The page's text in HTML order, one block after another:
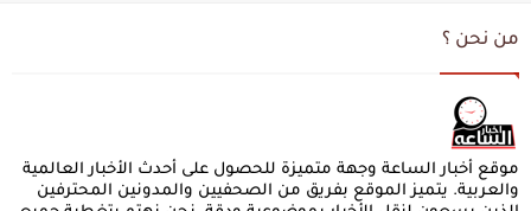
من نحن ؟
موقع أخبار الساعة وجهة متميزة للحصول على أحدث الأخبار العالمية
والعربية. يتميز الموقع بفريق من الصحفيين والمدونين المحترفين